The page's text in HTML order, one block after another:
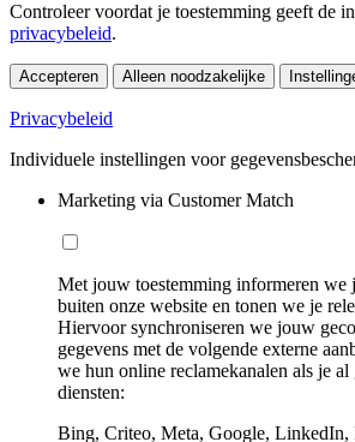
Controleer voordat je toestemming geeft de
privacybeleid.
Accepteren Alleen noodzakelijke
Privacybeleid
Individuele instellingen voor
Marketing via Customer Match
Met jouw toestemming informeren we
buiten onze website en tonen we je
Hiervoor synchroniseren we jouw
gegevens met de volgende externe
we hun online reclamekanalen als je
diensten:
Bing, Criteo, Meta, Google, LinkedIn,